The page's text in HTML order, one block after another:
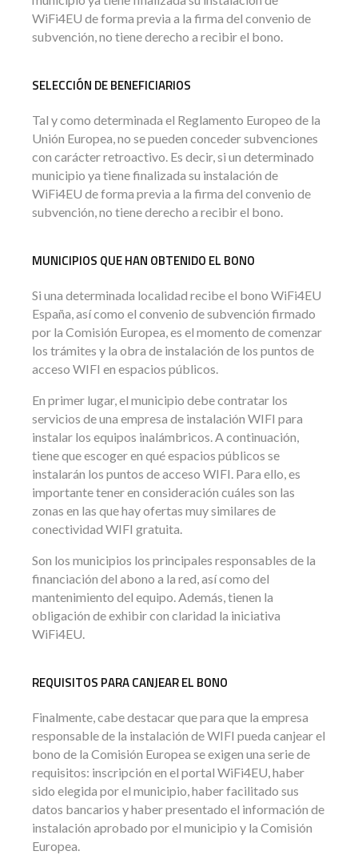
WiFi4EU de forma previa a la firma del convenio de
subvención, no tiene derecho a recibir el bono.
SELECCIÓN DE BENEFICIARIOS
Tal y como determinada el Reglamento Europeo de la
Unión Europea, no se pueden conceder subvenciones
con carácter retroactivo. Es decir, si un determinado
municipio ya tiene finalizada su instalación de
WiFi4EU de forma previa a la firma del convenio de
subvención, no tiene derecho a recibir el bono.
MUNICIPIOS QUE HAN OBTENIDO EL BONO
Si una determinada localidad recibe el bono WiFi4EU
España, así como el convenio de subvención firmado
por la Comisión Europea, es el momento de comenzar
los trámites y la obra de instalación de los puntos de
acceso WIFI en espacios públicos.
En primer lugar, el municipio debe contratar los
servicios de una empresa de instalación WIFI para
instalar los equipos inalámbricos. A continuación,
tiene que escoger en qué espacios públicos se
instalarán los puntos de acceso WIFI. Para ello, es
importante tener en consideración cuáles son las
zonas en las que hay ofertas muy similares de
conectividad WIFI gratuita.
Son los municipios los principales responsables de la
financiación del abono a la red, así como del
mantenimiento del equipo. Además, tienen la
obligación de exhibir con claridad la iniciativa
WiFi4EU.
REQUISITOS PARA CANJEAR EL BONO
Finalmente, cabe destacar que para que la empresa
responsable de la instalación de WIFI pueda canjear el
bono de la Comisión Europea se exigen una serie de
requisitos: inscripción en el portal WiFi4EU, haber
sido elegida por el municipio, haber facilitado sus
datos bancarios y haber presentado el información de
instalación aprobado por el municipio y la Comisión
Europea.